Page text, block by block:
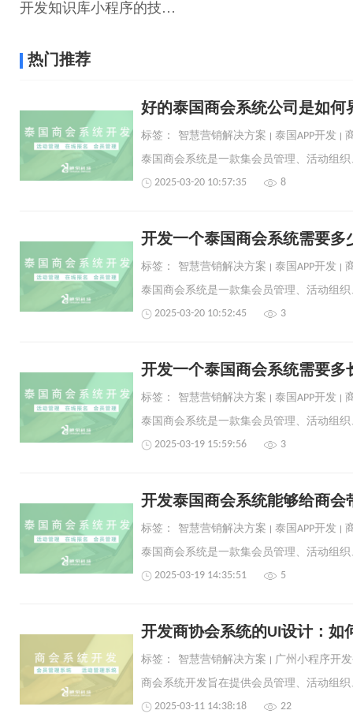
开发知识库小程序的技术难点解析，你知道吗？
热门推荐
好的泰国商会系统公司是如何
标签： 智慧营销解决方案 泰国APP开发
2025-03-20 10:57:35 8
开发一个泰国商会系统需要多
标签： 智慧营销解决方案 泰国APP开发
2025-03-20 10:52:45 3
开发一个泰国商会系统需要
标签： 智慧营销解决方案 泰国APP开发
2025-03-19 15:59:56 3
开发泰国商会系统能够给商
标签： 智慧营销解决方案 泰国APP开发
2025-03-19 14:35:51 5
开发商协会系统的UI设计：如
标签： 智慧营销解决方案 广州小程序开
2025-03-11 14:38:18 22